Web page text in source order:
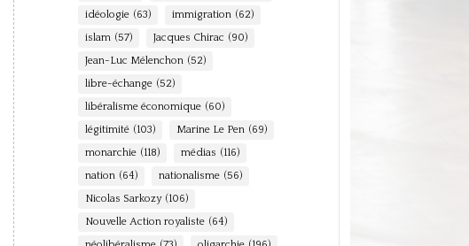
idéologie (63) immigration (62)
islam (57) Jacques Chirac (90)
Jean-Luc Mélenchon (52)
libre-échange (52)
libéralisme économique (60)
légitimité (103) Marine Le Pen (69)
monarchie (118) médias (116)
nation (64) nationalisme (56)
Nicolas Sarkozy (106)
Nouvelle Action royaliste (64)